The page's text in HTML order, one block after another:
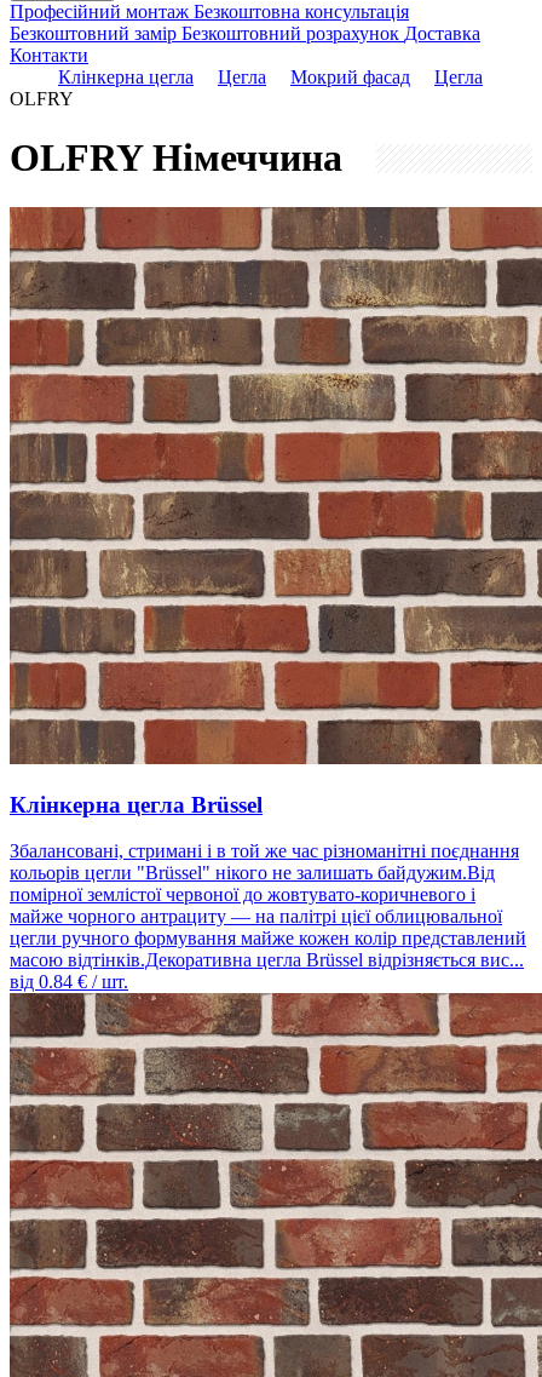
Професійний монтаж Безкоштовна консультація
Безкоштовний замір Безкоштовний розрахунок Доставка
Контакти
Клінкерна цегла
Цегла Мокрий фасад
Цегла
OLFRY
OLFRYНімеччина
Клінкерна цегла Brüssel
Збалансовані, стримані і в той же час різноманітні поєднання
кольорів цегли "Brüssel" нікого не залишать байдужим.Від
помірної землістої червоної до жовтувато-коричневого і
майже чорного антрациту — на палітрі цієї облицювальної
цегли ручного формування майже кожен колір представлений
масою відтінків.Декоративна цегла Brüssel відрізняється вис...
від 0.84 € / шт.